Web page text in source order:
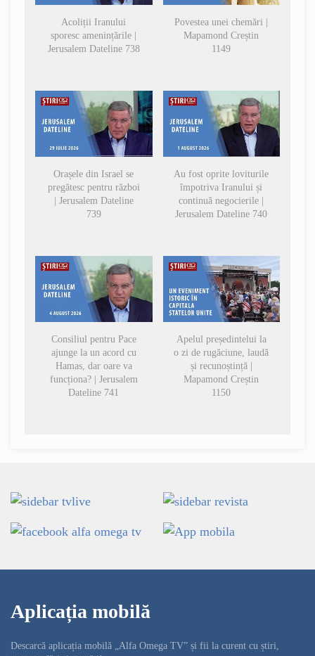
Acoliții Iranului
sporesc amenințările |
Jerusalem Dateline 738
Povestea unei chemări |
Mapamond Creștin
1149
Orașele din Israel se
pregătesc pentru război
| Jerusalem Dateline
739
Au fost oprite loviturile
împotriva Iranului și
continuă negocierile |
Jerusalem Dateline 740
Consiliul pentru Pace
ajunge la un acord cu
Hamas, dar oare va
funcționa? | Jerusalem
Dateline 741
Apelul președintelui la
o zi de rugăciune, laudă
și recunoștință |
Mapamond Creștin
1150
Aplicația mobilă
Descarcă aplicația mobilă „Alfa Omega TV” și fii la curent cu știri,